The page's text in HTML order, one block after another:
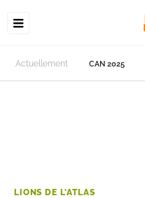
Actuellement CAN 2025
LIONS DE L'ATLAS